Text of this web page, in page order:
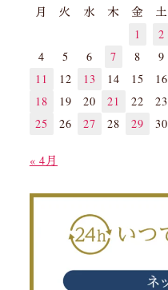
月 火 水 木 金 土
1
2
4
5 6 7 8 9
11
12 13 14 15 16
18
19 20 21 22 23
25
26 27 28 29 30
« 4月